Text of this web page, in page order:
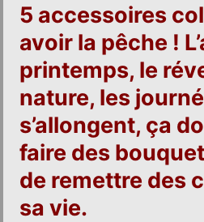
5 accessoires
avoir la pêche !
printemps, le
nature, les
s’allongent, ça
faire des
de remettre des
sa vie.